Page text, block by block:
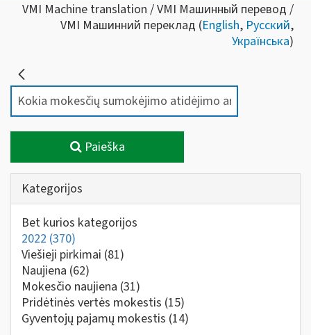
VMI Machine translation / VMI Машинный перевод /
VMI Машинний переклад (English, Русский,
Українська)
Paieška
Kategorijos
Bet kurios kategorijos
2022 (370)
Viešieji pirkimai (81)
Naujiena (62)
Mokesčio naujiena (31)
Pridėtinės vertės mokestis (15)
Gyventojų pajamų mokestis (14)